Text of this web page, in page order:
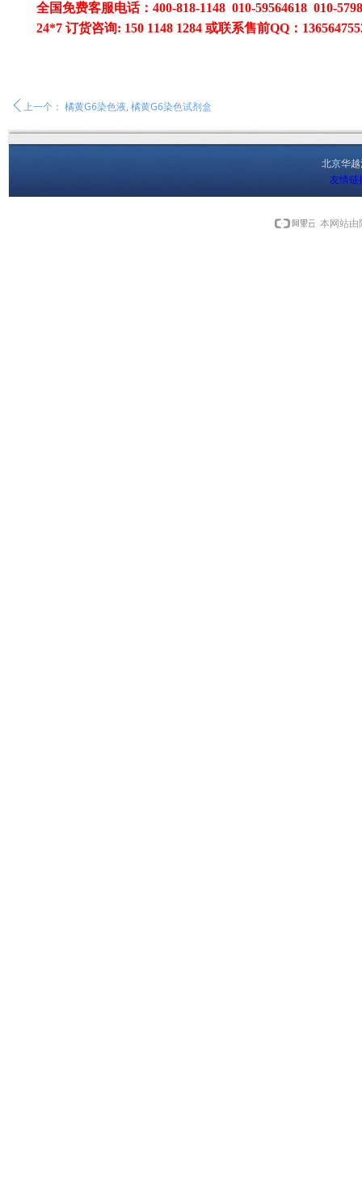
ꄴ 上一个： 橘黄G6染色液, 橘黄G6染色试剂盒
全国免费客服电话： 400-818-1148 010-59564618 010-
24*7 订货咨询: 150 1148 1284 或联系售前QQ ：
北京华
友情链
本网站由